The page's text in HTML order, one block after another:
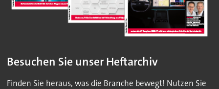
Besuchen Sie unser Heftarchiv
Finden Sie heraus, was die Branche bewegt! Nutzen Sie